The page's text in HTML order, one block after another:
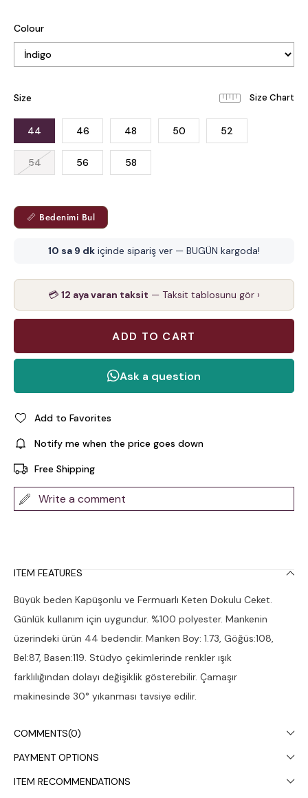
Colour
Size
44 46 48 50 52
54 56 58
📏 Bedenimi Bul
10 sa 9 dk içinde sipariş ver — BUGÜN kargoda!
💳 12 aya varan taksit — Taksit tablosunu gör ›
Add to Favorites
Notify me when the price goes down
Free Shipping
Write a comment
ITEM FEATURES
Büyük beden Kapüşonlu ve Fermuarlı Keten Dokulu Ceket.
Günlük kullanım için uygundur. %100 polyester. Mankenin
üzerindeki ürün 44 bedendir. Manken Boy: 1.73, Göğüs:108,
Bel:87, Basen:119. Stüdyo çekimlerinde renkler ışık
farklılığından dolayı değişiklik gösterebilir. Çamaşır
makinesinde 30° yıkanması tavsiye edilir.
COMMENTS(0)
PAYMENT OPTIONS
ITEM RECOMMENDATIONS